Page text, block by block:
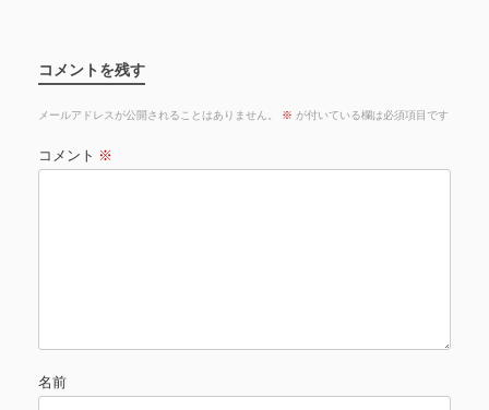
コメントを残す
メールアドレスが公開されることはありません。 ※ が付いている欄は必須項目です
コメント ※
名前